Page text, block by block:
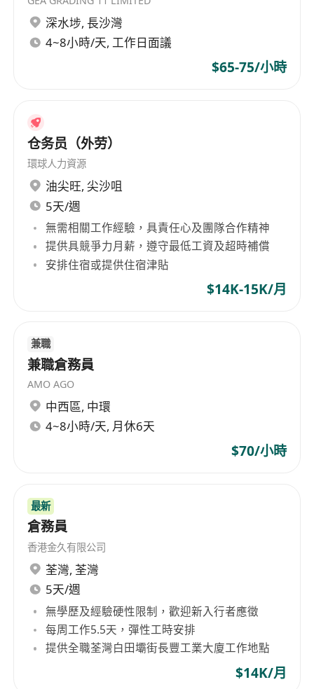
深水埗, 長沙灣
4~8小時/天, 工作日面議
$65-75/小時
仓务员（外劳）
環球人力資源
油尖旺, 尖沙咀
5天/週
無需相關工作經驗，具責任心及團隊合作精神
提供具競爭力月薪，遵守最低工資及超時補償
安排住宿或提供住宿津貼
$14K-15K/月
兼職
兼職倉務員
AMO AGO
中西區, 中環
4~8小時/天, 月休6天
$70/小時
最新
倉務員
香港金久有限公司
荃灣, 荃灣
5天/週
無學歷及經驗硬性限制，歡迎新入行者應徵
每周工作5.5天，彈性工時安排
提供全職荃灣白田壩街長豐工業大廈工作地點
$14K/月